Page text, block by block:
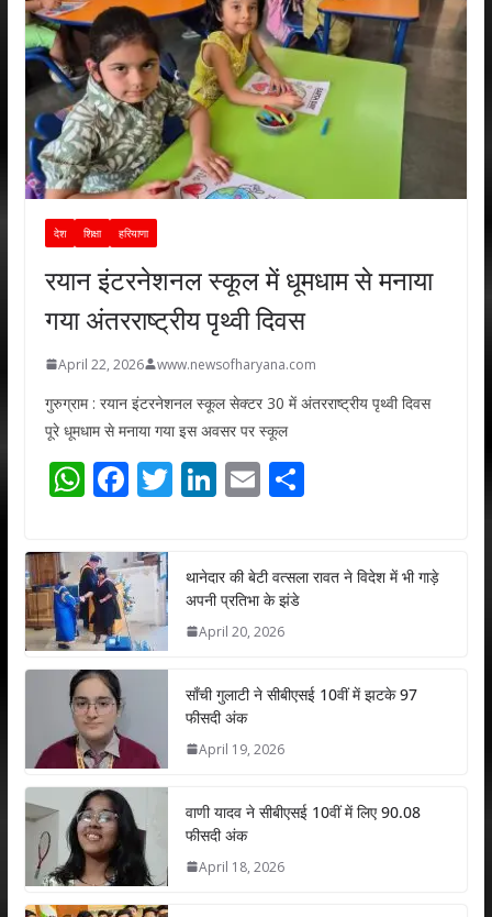
देश शिक्षा हरियाणा
रयान इंटरनेशनल स्कूल में धूमधाम से मनाया
गया अंतरराष्ट्रीय पृथ्वी दिवस
April 22, 2026 www.newsofharyana.com
गुरुग्राम : रयान इंटरनेशनल स्कूल सेक्टर 30 में अंतरराष्ट्रीय पृथ्वी दिवस
पूरे धूमधाम से मनाया गया इस अवसर पर स्कूल
W
at
s
A
p
p
F
e
b
o
o
T
er
Li
e
dI
E
l
S
e
थानेदार की बेटी वत्सला रावत ने विदेश में भी गाड़े
अपनी प्रतिभा के झंडे
April 20, 2026
साँची गुलाटी ने सीबीएसई 10वीं में झटके 97
फीसदी अंक
April 19, 2026
वाणी यादव ने सीबीएसई 10वीं में लिए 90.08
फीसदी अंक
April 18, 2026